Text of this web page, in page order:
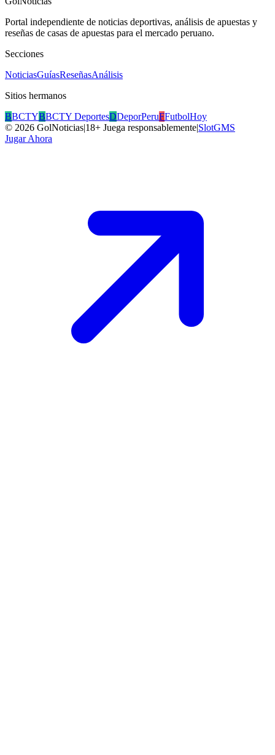
Portal independiente de noticias deportivas, análisis de apuestas y
reseñas de casas de apuestas para el mercado peruano.
Secciones
NoticiasGuíasReseñasAnálisis
Sitios hermanos
BBCTYBBCTY DeportesDDeporPeruFFutbolHoy
© 2026 GolNoticias|18+ Juega responsablemente|SlotGMS
Jugar Ahora